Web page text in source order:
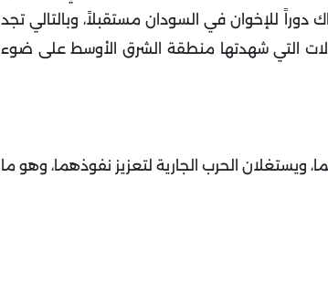
دوراً للإخوان في السودان مستقبلاً، وبالتالي تجد
التي شهدتها منطقة الشرق الأوسط على ضوء
ويستغلان الحرب الجارية لتعزيز نفوذهما، وهو ما